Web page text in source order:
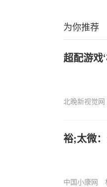
为你推荐
超配游戏
北晚新视觉网
裕;太微
中国小康网